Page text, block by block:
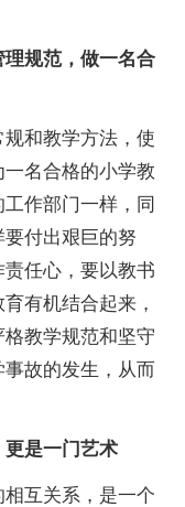
规范，做一名合
和教学方法，使
名合格的小学教
作部门一样，同
付出艰巨的努
任心，要以教书
有机结合起来，
教学规范和坚守
故的发生，从而
是一门艺术
互关系，是一个